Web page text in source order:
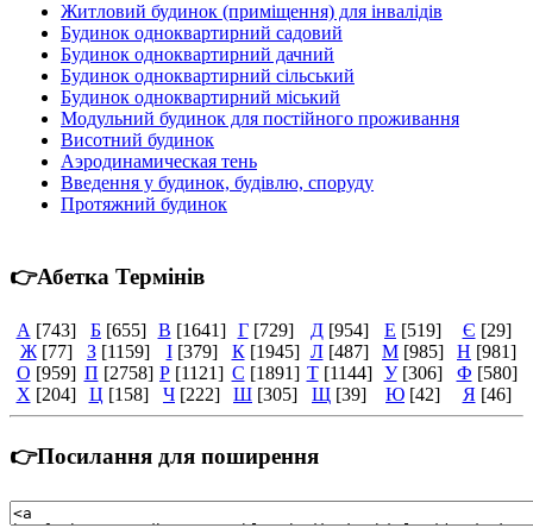
Житловий будинок (приміщення) для інвалідів
Будинок одноквартирний садовий
Будинок одноквартирний дачний
Будинок одноквартирний сільський
Будинок одноквартирний міський
Модульний будинок для постійного проживання
Висотний будинок
Аэродинамическая тень
Введення у будинок, будівлю, споруду
Протяжний будинок
👉Абетка Термінів
А [743] Б [655] В [1641] Г [729] Д [954] Е [519] Є [29]
Ж [77] З [1159] І [379] К [1945] Л [487] М [985] Н [981]
О [959] П [2758] Р [1121] С [1891] Т [1144] У [306] Ф [580]
Х [204] Ц [158] Ч [222] Ш [305] Щ [39] Ю [42] Я [46]
👉Посилання для поширення